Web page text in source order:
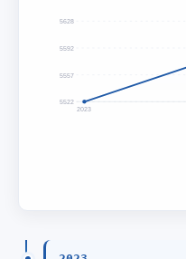
5628
5592
5557
5522
2023